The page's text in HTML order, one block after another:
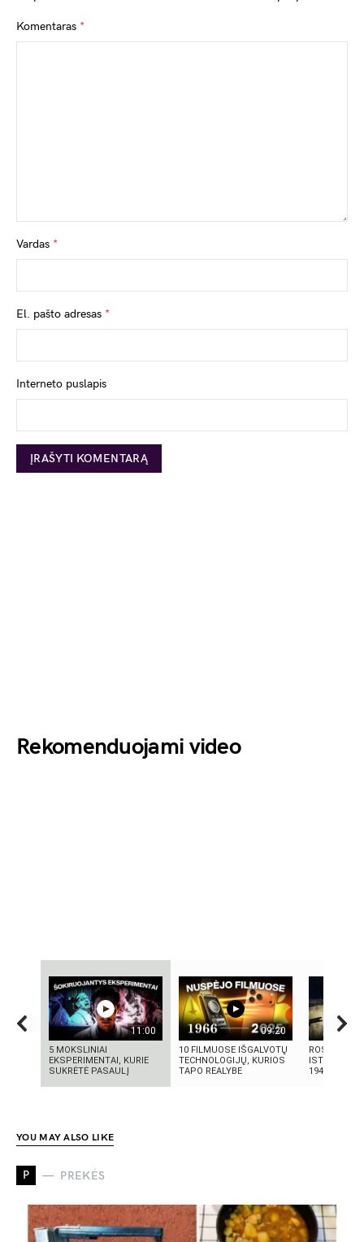
Komentaras *
Vardas *
El. pašto adresas *
Interneto puslapis
Rekomenduojami video
11:00
5 MOKSLINIAI
EKSPERIMENTAI, KURIE
SUKRĖTĖ PASAULĮ
09:20
10 FILMUOSE IŠGALVOTŲ
TECHNOLOGIJŲ, KURIOS
TAPO REALYBE
ROSVELO
ISTORIJA:
1947-
YOU MAY ALSO LIKE
P PREKĖS